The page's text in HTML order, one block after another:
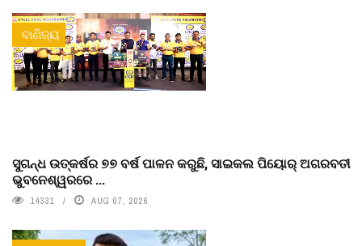
ବାଣିଜ୍ୟ
ସୁଗନ୍ଧ ଉତ୍କର୍ଷର ୭୭ ବର୍ଷ ପାଳନ କରୁଛି, ସାଇକଲ ପିୟୋର୍‌ ଅଗରବତୀ
ଭୁବନେଶ୍ୱରରେ ...
14331 AUG 07, 2026